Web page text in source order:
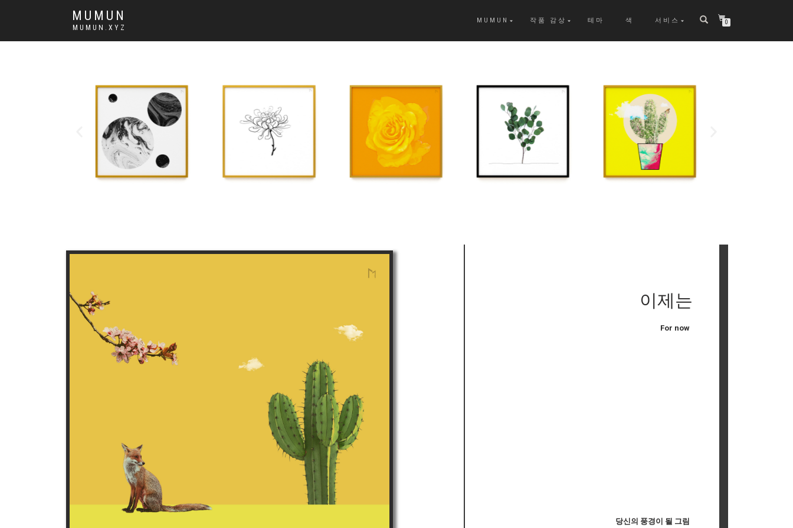
MUMUN
MUMUN.XYZ
MUMUN 작품 감상 테마 색 서비스 0
이제는
For now
당신의 풍경이 될 그림